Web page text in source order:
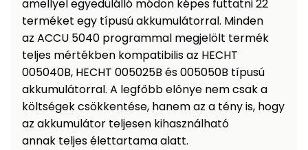
amellyel egyedülálló módon képes futtatni 22
terméket egy típusú akkumulátorral. Minden
az ACCU 5040 programmal megjelölt termék
teljes mértékben kompatibilis az HECHT
005040B, HECHT 005025B és 005050B típusú
akkumulátorral. A legfőbb előnye nem csak a
költségek csökkentése, hanem az a tény is, hogy
az akkumulátor teljesen kihasználható
annak teljes élettartama alatt.